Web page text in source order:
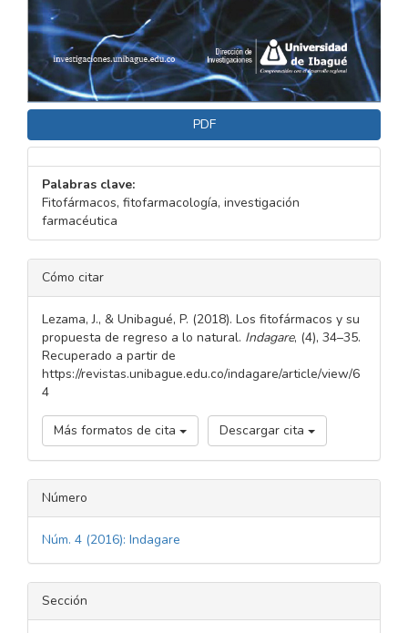
PDF
Palabras clave:
Fitofármacos, fitofarmacología, investigación
farmacéutica
DETALLES
DEL
ARTÍCULO
Cómo citar
Lezama, J., & Unibagué, P. (2018). Los fitofármacos y su
propuesta de regreso a lo natural. Indagare, (4), 34–35.
Recuperado a partir de
https://revistas.unibague.edu.co/indagare/article/view/6
4
Más formatos de cita Descargar cita
Número
Núm. 4 (2016): Indagare
Sección